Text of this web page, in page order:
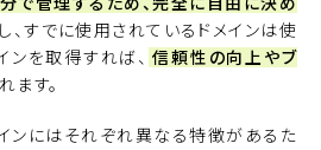
、すでに使用されているドメインは使
ンを取得すれば、 信頼性の向上やブ
ます。
ンにはそれぞれ異なる特徴があるた